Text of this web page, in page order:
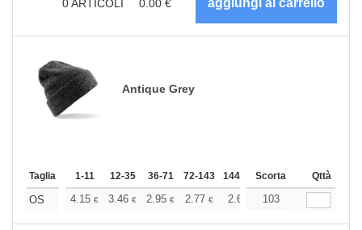
0ARTICOLI 0.00 €
Antique Grey
Taglia 1-11 12-35 36-71 72-143 144-287 288 + Altri
Scorta Qttà
OS 4.15 € 3.46 € 2.95 € 2.77 € 2.63 2.60
103